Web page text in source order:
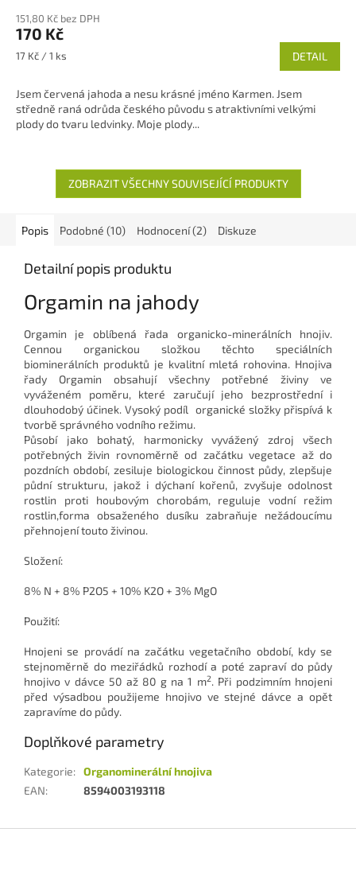
151,80 Kč bez DPH
170 Kč
Měrná
17 Kč / 1 ks DETAIL
Jsem červená jahoda a nesu krásné jméno Karmen. Jsem
středně raná odrůda českého původu s atraktivními velkými
plody do tvaru ledvinky. Moje plody...
ZOBRAZIT VŠECHNY SOUVISEJÍCÍ PRODUKTY
Popis Podobné (10) Hodnocení (2) Diskuze
Detailní popis produktu
Orgamin na jahody
Orgamin je oblíbená řada organicko-minerálních hnojiv.
Cennou organickou složkou těchto speciálních
biominerálních produktů je kvalitní mletá rohovina. Hnojiva
řady Orgamin obsahují všechny potřebné živiny ve
vyváženém poměru, které zaručují jeho bezprostřední i
dlouhodobý účinek. Vysoký podíl organické složky přispívá k
tvorbě správného vodního režimu.
Působí jako bohatý, harmonicky vyvážený zdroj všech
potřebných živin rovnoměrně od začátku vegetace až do
pozdních období, zesiluje biologickou činnost půdy, zlepšuje
půdní strukturu, jakož i dýchaní kořenů, zvyšuje odolnost
rostlin proti houbovým chorobám, reguluje vodní režim
rostlin,forma obsaženého dusíku zabraňuje nežádoucímu
přehnojení touto živinou.
Složení:
8% N + 8% P2O5 + 10% K2O + 3% MgO
Použití:
Hnojeni se provádí na začátku vegetačního období, kdy se
stejnoměrně do meziřádků rozhodí a poté zapraví do půdy
hnojivo v dávce 50 až 80 g na 1 m2. Při podzimním hnojeni
před výsadbou použijeme hnojivo ve stejné dávce a opět
zapravíme do půdy.
Doplňkové parametry
Kategorie: Organominerální hnojiva
EAN: 8594003193118